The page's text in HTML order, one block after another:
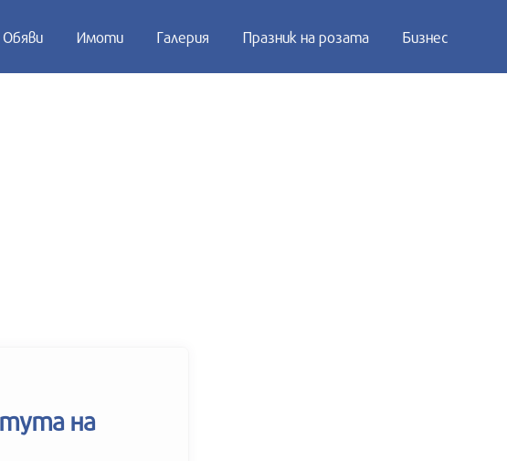
Обяви Имоти Галерия Празник на розата Бизнес
на